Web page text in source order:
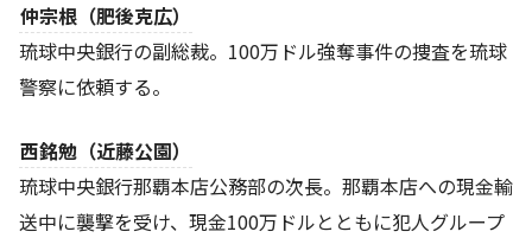
仲宗根（肥後克広）
琉球中央銀行の副総裁。100万ドル強奪事件の捜査を琉球
警察に依頼する。
西銘勉（近藤公園）
琉球中央銀行那覇本店公務部の次長。那覇本店への現金輸
送中に襲撃を受け、現金100万ドルとともに犯人グループ